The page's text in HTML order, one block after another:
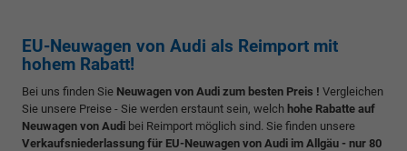
EU-Neuwagen von Audi als Reimport mit
hohem Rabatt!
Bei uns finden Sie Neuwagen von Audi zum besten Preis ! Vergleichen
Sie unsere Preise - Sie werden erstaunt sein, welch hohe Rabatte auf
Neuwagen von Audi bei Reimport möglich sind. Sie finden unsere
Verkaufsniederlassung für EU-Neuwagen von Audi im Allgäu - nur 80